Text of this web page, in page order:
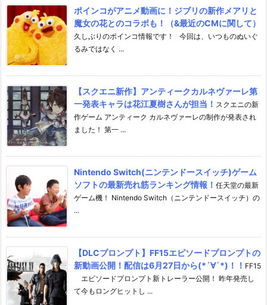
ポインコがアニメ動画に！ジブリの新作メアリと
魔女の花とのコラボも！（&最近のCMに関して）
久しぶりのポインコ情報です！ 今回は、いつものぬいぐ
るみではなく ...
【スクエニ新作】アンティークカルネヴァーレ第
一発表キャラは花江夏樹さんが担当！ スクエニの新
作ゲーム アンティーク カルネヴァーレの制作が発表され
ました！ 第一 ...
Nintendo Switch(ニンテンドースイッチ)ゲーム
ソフトの最新売れ筋ランキング情報！ 任天堂の最新
ゲーム機！ Nintendo Switch（ニンテンドースイッチ）の
...
【DLCプロンプト】FF15エピソードプロンプトの
新動画公開！配信は6月27日から(*´∀`*)！！ FF15
エピソードプロンプト新トレーラー公開！ 昨年発売し
て今もロングヒットし ...